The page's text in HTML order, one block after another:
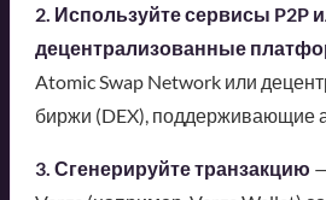
2. Используйте сервисы P2P
децентрализованные
Atomic Swap Network или
биржи (DEX), поддерживающие
3. Сгенерируйте транзакцию